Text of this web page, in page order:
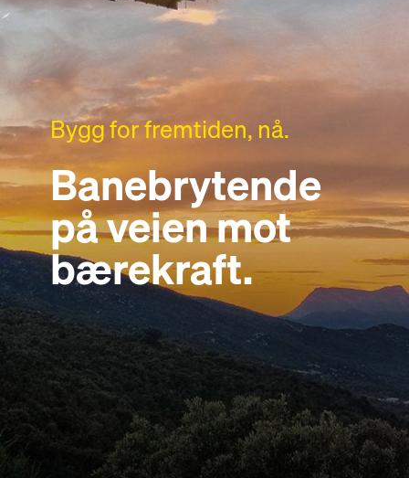
Bygg for fremtiden, nå.
Banebrytende
på veien mot
bærekraft.
Bygg for fremtiden, nå.
Banebrytende
på veien mot
bærekraft.
Bygg for fremtiden, nå.
Banebrytende
på veien mot
bærekraft.